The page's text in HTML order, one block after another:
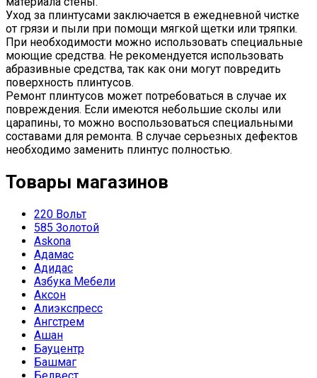
Уход за плинтусами заключается в ежедневной чистке
от грязи и пыли при помощи мягкой щетки или тряпки.
При необходимости можно использовать специальные
моющие средства. Не рекомендуется использовать
абразивные средства, так как они могут повредить
поверхность плинтусов.
Ремонт плинтусов может потребоваться в случае их
повреждения. Если имеются небольшие сколы или
царапины, то можно воспользоваться специальными
составами для ремонта. В случае серьезных дефектов
необходимо заменить плинтус полностью.
Товары магазинов
220 Вольт
585 Золотой
Askona
Адамас
Адидас
Азбука Мебели
Аксон
Алиэкспресс
Ангстрем
Ашан
Бауцентр
Башмаг